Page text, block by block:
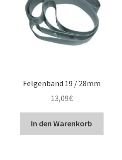
Felgenband 19 / 28mm
13,09€
In den Warenkorb